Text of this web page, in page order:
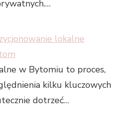
lokalne
w Bytomiu to proces,
kilku kluczowych
dotrzeć…